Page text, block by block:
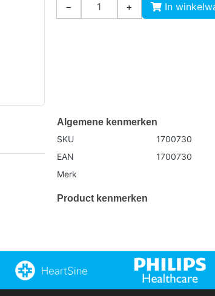
− + In
Algemene kenmerken
SKU
1700730
EAN
1700730
Merk
Product kenmerken